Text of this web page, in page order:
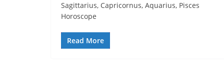
Sagittarius, Capricornus, Aquarius, Pisces
Horoscope
Read More